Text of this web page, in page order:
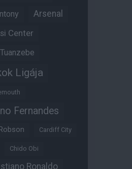
Arsenal
Center
Tuanzebe
Ligája
Fernandes
Cardiff City
Chido Obi
Ronaldo